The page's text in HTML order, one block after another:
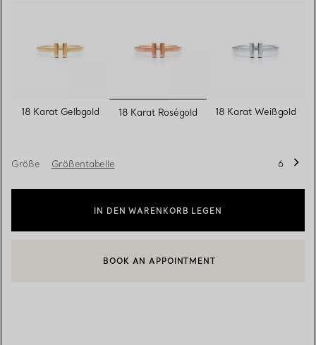
18 Karat Gelbgold ausgewählt
18 Karat Roségold 18 Karat Weißgold
Größe Größentabelle 6
IN DEN WARENKORB LEGEN
EINEN KUNDENBERATER KONTAKTIEREN ODER EINEN
BOOK AN APPOINTMENT